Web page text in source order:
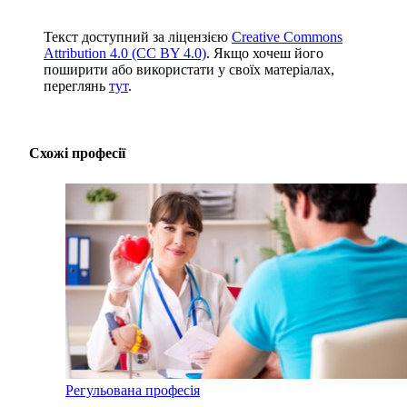
Текст доступний за ліцензією Creative Commons
Attribution 4.0 (CC BY 4.0). Якщо хочеш його
поширити або використати у своїх матеріалах,
переглянь тут.
Схожі професії
Регульована професія